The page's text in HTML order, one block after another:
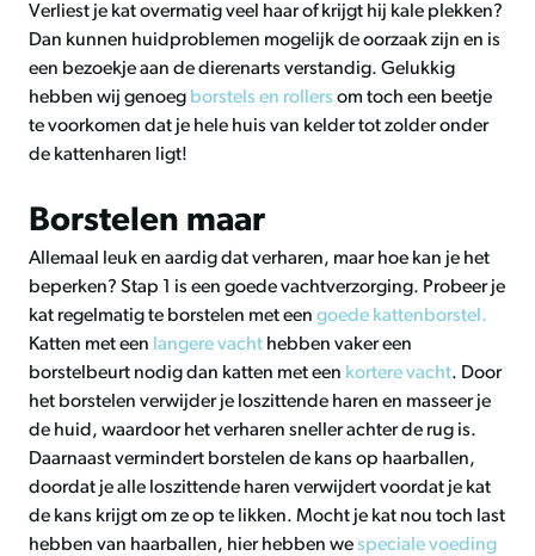
Verliest je kat overmatig veel haar of krijgt hij kale plekken?
Dan kunnen huidproblemen mogelijk de oorzaak zijn en is
een bezoekje aan de dierenarts verstandig. Gelukkig
hebben wij genoeg borstels en rollers om toch een beetje
te voorkomen dat je hele huis van kelder tot zolder onder
de kattenharen ligt!
Borstelen maar
Allemaal leuk en aardig dat verharen, maar hoe kan je het
beperken? Stap 1 is een goede vachtverzorging. Probeer je
kat regelmatig te borstelen met een goede kattenborstel.
Katten met een langere vacht hebben vaker een
borstelbeurt nodig dan katten met een kortere vacht. Door
het borstelen verwijder je loszittende haren en masseer je
de huid, waardoor het verharen sneller achter de rug is.
Daarnaast vermindert borstelen de kans op haarballen,
doordat je alle loszittende haren verwijdert voordat je kat
de kans krijgt om ze op te likken. Mocht je kat nou toch last
hebben van haarballen, hier hebben wespeciale voeding